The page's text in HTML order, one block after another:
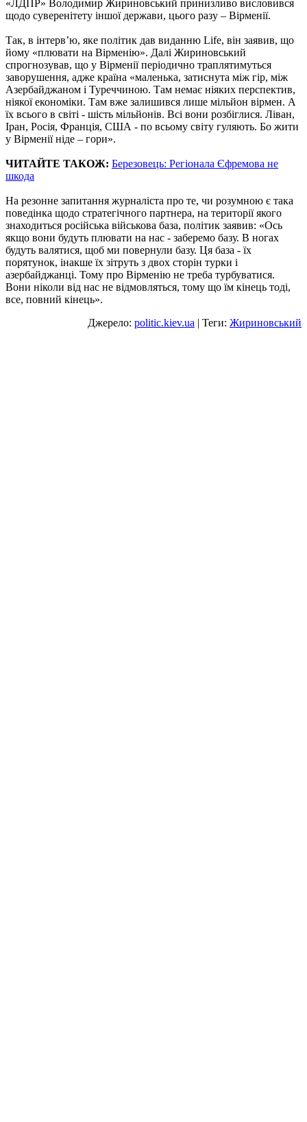
«ЛДПР» Володимир Жириновський принизливо висловився
щодо суверенітету іншої держави, цього разу – Вірменії.
Так, в інтерв’ю, яке політик дав виданню Life, він заявив, що
йому «плювати на Вірменію». Далі Жириновський
спрогнозував, що у Вірменії періодично траплятимуться
заворушення, адже країна «маленька, затиснута між гір, між
Азербайджаном і Туреччиною. Там немає ніяких перспектив,
ніякої економіки. Там вже залишився лише мільйон вірмен. А
їх всього в світі - шість мільйонів. Всі вони розбіглися. Ліван,
Іран, Росія, Франція, США - по всьому світу гуляють. Бо жити
у Вірменії ніде – гори».
ЧИТАЙТЕ ТАКОЖ: Березовець: Регіонала Єфремова не
шкода
На резонне запитання журналіста про те, чи розумною є така
поведінка щодо стратегічного партнера, на території якого
знаходиться російська військова база, політик заявив: «Ось
якщо вони будуть плювати на нас - заберемо базу. В ногах
будуть валятися, щоб ми повернули базу. Ця база - їх
порятунок, інакше їх зітруть з двох сторін турки і
азербайджанці. Тому про Вірменію не треба турбуватися.
Вони ніколи від нас не відмовляться, тому що їм кінець тоді,
все, повний кінець».
Джерело: politic.kiev.ua | Теги: Жириновський